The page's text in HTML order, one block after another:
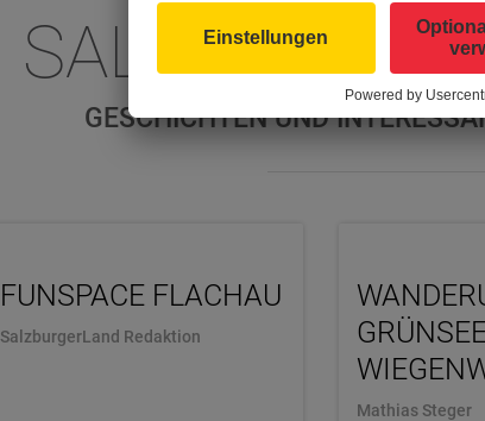
GESCHICHTEN UND
FUNSPACE FLACHAU
SalzburgerLand Redaktion
Mathias Steger